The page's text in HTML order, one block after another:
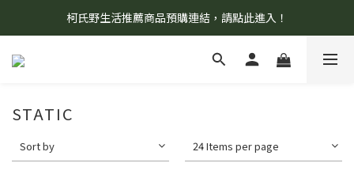
8/7 當天暫停開放工作室。請見諒！
柯氏野生活推薦商品預購連結，請點此進入！
8/7 當天暫停開放工作室。請見諒！
STATIC
Sort by 24 Items per page